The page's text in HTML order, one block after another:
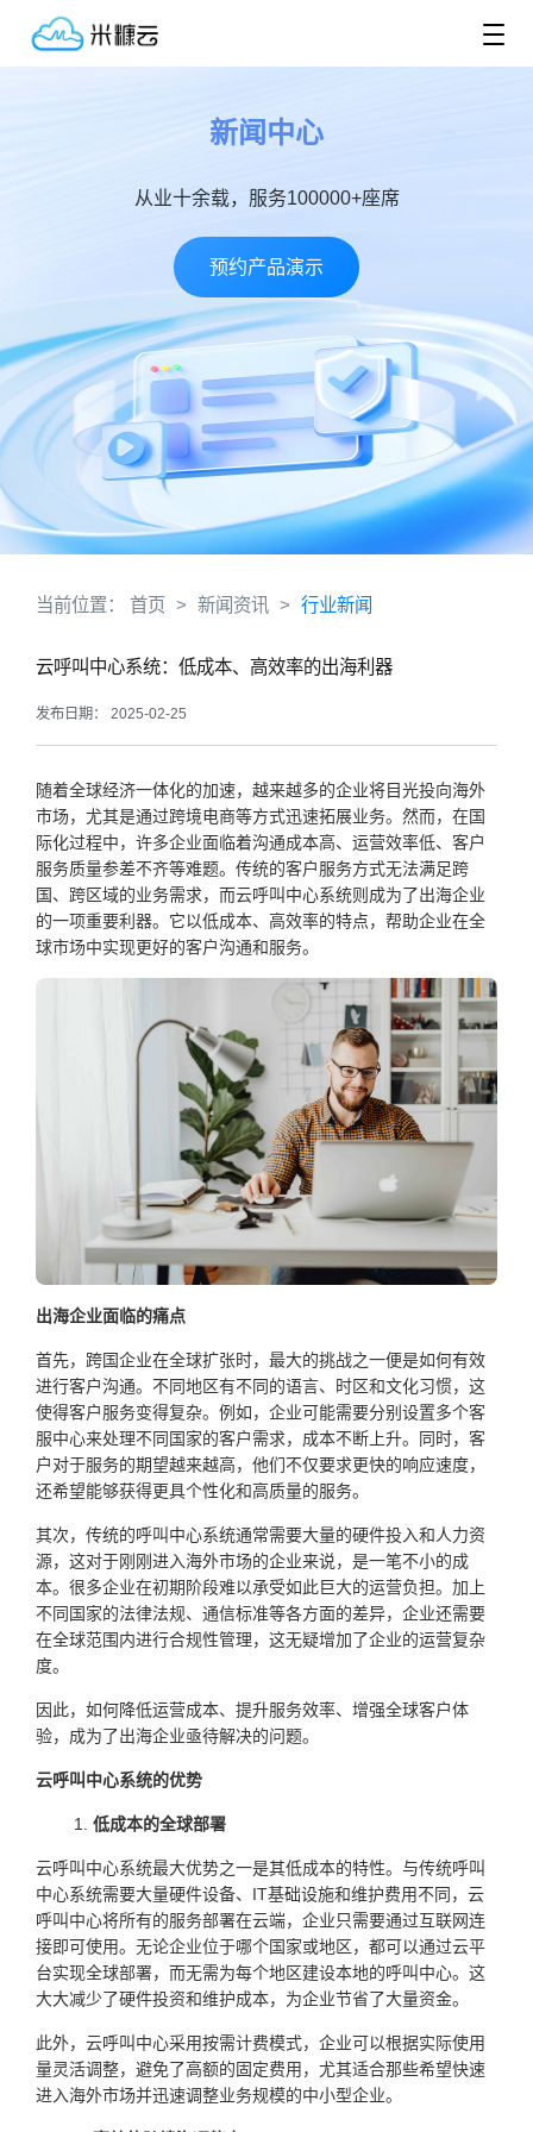
新闻中心
从业十余载，服务100000+座席
预约产品演示
当前位置： 首页 > 新闻资讯 > 行业新闻
云呼叫中心系统：低成本、高效率的出海利器
发布日期： 2025-02-25
随着全球经济一体化的加速，越来越多的企业将目光投向海外
市场，尤其是通过跨境电商等方式迅速拓展业务。然而，在国
际化过程中，许多企业面临着沟通成本高、运营效率低、客户
服务质量参差不齐等难题。传统的客户服务方式无法满足跨
国、跨区域的业务需求，而云呼叫中心系统则成为了出海企业
的一项重要利器。它以低成本、高效率的特点，帮助企业在全
球市场中实现更好的客户沟通和服务。
出海企业面临的痛点
首先，跨国企业在全球扩张时，最大的挑战之一便是如何有效
进行客户沟通。不同地区有不同的语言、时区和文化习惯，这
使得客户服务变得复杂。例如，企业可能需要分别设置多个客
服中心来处理不同国家的客户需求，成本不断上升。同时，客
户对于服务的期望越来越高，他们不仅要求更快的响应速度，
还希望能够获得更具个性化和高质量的服务。
其次，传统的呼叫中心系统通常需要大量的硬件投入和人力资
源，这对于刚刚进入海外市场的企业来说，是一笔不小的成
本。很多企业在初期阶段难以承受如此巨大的运营负担。加上
不同国家的法律法规、通信标准等各方面的差异，企业还需要
在全球范围内进行合规性管理，这无疑增加了企业的运营复杂
度。
因此，如何降低运营成本、提升服务效率、增强全球客户体
验，成为了出海企业亟待解决的问题。
云呼叫中心系统的优势
低成本的全球部署
云呼叫中心系统最大优势之一是其低成本的特性。与传统呼叫
中心系统需要大量硬件设备、IT基础设施和维护费用不同，云
呼叫中心将所有的服务部署在云端，企业只需要通过互联网连
接即可使用。无论企业位于哪个国家或地区，都可以通过云平
台实现全球部署，而无需为每个地区建设本地的呼叫中心。这
大大减少了硬件投资和维护成本，为企业节省了大量资金。
此外，云呼叫中心采用按需计费模式，企业可以根据实际使用
量灵活调整，避免了高额的固定费用，尤其适合那些希望快速
进入海外市场并迅速调整业务规模的中小型企业。